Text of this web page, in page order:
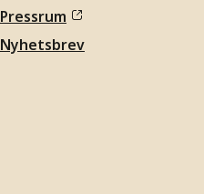
Pressrum
Nyhetsbrev